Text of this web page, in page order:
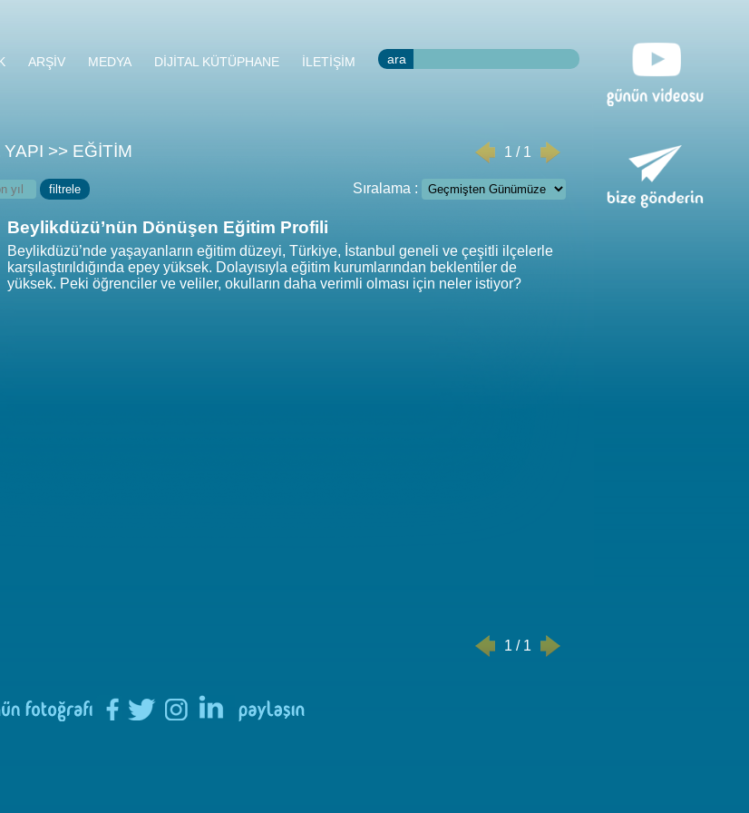
ARŞİV MEDYA DİJİTAL KÜTÜPHANE İLETİŞİM ara
1 / 1
YAPI >> EĞİTİM
Sıralama :
Beylikdüzü’nün Dönüşen Eğitim Profili
Beylikdüzü’nde yaşayanların eğitim düzeyi, Türkiye, İstanbul geneli ve çeşitli ilçelerle
karşılaştırıldığında epey yüksek. Dolayısıyla eğitim kurumlarından beklentiler de
yüksek. Peki öğrenciler ve veliler, okulların daha verimli olması için neler istiyor?
1 / 1